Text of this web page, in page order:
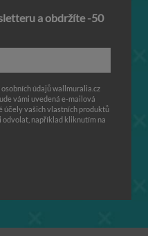
a obdržíte -50
údajů wallmuralia.cz
vámi uvedená e-mailová
účely vašich vlastních produktů
například kliknutím na